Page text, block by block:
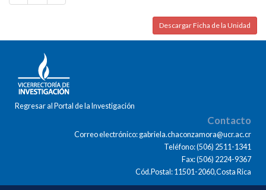
Descargar Ficha de la Unidad
Regresar al Portal de la Investigación
Contacto
Correo electrónico: gabriela.chaconzamora@ucr.ac.cr
Teléfono: (506) 2511-1341
Fax: (506) 2224-9367
Cód.Postal: 11501-2060,Costa Rica